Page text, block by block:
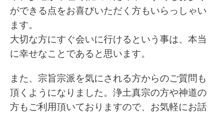
ができる点をお喜びいただく方もいらっしゃい
ます。
大切な方にすぐ会いに行けるという事は、本当
に幸せなことであると思います。
また、宗旨宗派を気にされる方からのご質問も
頂くようになりました。浄土真宗の方や神道の
方もご利用頂いておりますので、お気軽にお話